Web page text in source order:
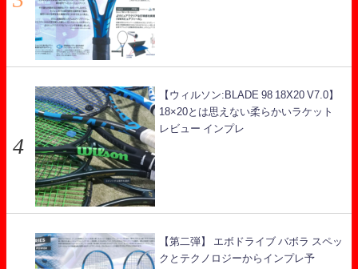
【ウィルソン:BLADE 98 18X20 V7.0】
18×20とは思えない柔らかいラケット
レビュー インプレ
【第二弾】 エボドライブ バボラ スペッ
クとテクノロジーからインプレ予